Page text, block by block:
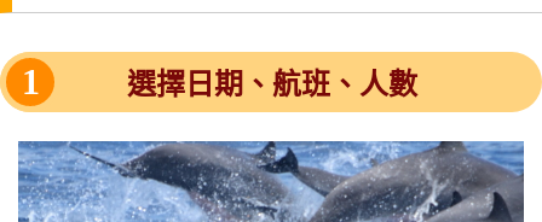
1 選擇日期、航班、人數